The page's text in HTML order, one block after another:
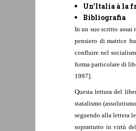
Un’Italia à la
Bibliografia
In un suo scritto
pensiero di matrice
confluire nel
forma particolare di
1997].
Questa lettura del
statalismo
seguendo alla lettera
soprattutto in virtù